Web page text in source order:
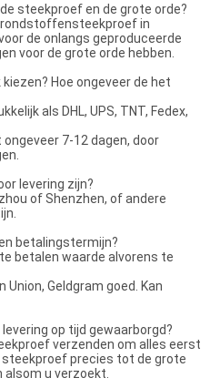
steekproef en de grote orde?
in
de onlangs geproduceerde
voor de grote orde hebben.
Hoe ongeveer de het
als DHL, UPS, TNT, Fedex,
7-12 dagen, door
levering zijn?
of Shenzhen, of andere
betalingstermijn?
betalen waarde alvorens te
Union, Geldgram goed. Kan
op tijd gewaarborgd?
verzenden om alles eerst
precies tot de grote
u verzoekt.